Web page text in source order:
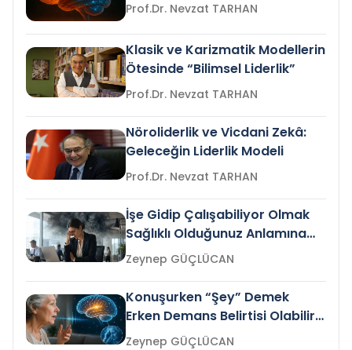
Prof.Dr. Nevzat TARHAN
Klasik ve Karizmatik Modellerin
Ötesinde “Bilimsel Liderlik”
Prof.Dr. Nevzat TARHAN
Nöroliderlik ve Vicdani Zekâ:
Geleceğin Liderlik Modeli
Prof.Dr. Nevzat TARHAN
İşe Gidip Çalışabiliyor Olmak
Sağlıklı Olduğunuz Anlamına
Gelir mi?Zeynep GÜÇLÜCAN
Konuşurken “Şey” Demek
Erken Demans Belirtisi Olabilir
mi?
Zeynep GÜÇLÜCAN